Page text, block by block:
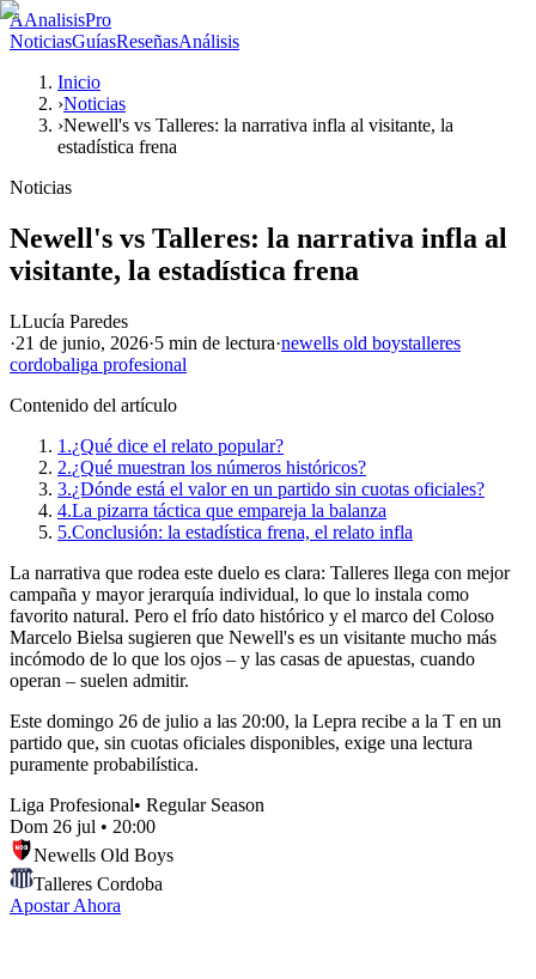
AAnalisisPro
NoticiasGuíasReseñasAnálisis
Inicio
›Noticias
›Newell's vs Talleres: la narrativa infla al visitante, la
estadística frena
Noticias
Newell's vs Talleres: la narrativa infla al
visitante, la estadística frena
LLucía Paredes
·21 de junio, 2026·5 min de lectura·newells old boystalleres
cordobaliga profesional
Contenido del artículo
1.¿Qué dice el relato popular?
2.¿Qué muestran los números históricos?
3.¿Dónde está el valor en un partido sin cuotas oficiales?
4.La pizarra táctica que empareja la balanza
5.Conclusión: la estadística frena, el relato infla
La narrativa que rodea este duelo es clara: Talleres llega con mejor
campaña y mayor jerarquía individual, lo que lo instala como
favorito natural. Pero el frío dato histórico y el marco del Coloso
Marcelo Bielsa sugieren que Newell's es un visitante mucho más
incómodo de lo que los ojos – y las casas de apuestas, cuando
operan – suelen admitir.
Este domingo 26 de julio a las 20:00, la Lepra recibe a la T en un
partido que, sin cuotas oficiales disponibles, exige una lectura
puramente probabilística.
Liga Profesional• Regular Season
Dom 26 jul • 20:00
Newells Old Boys
Talleres Cordoba
Apostar Ahora